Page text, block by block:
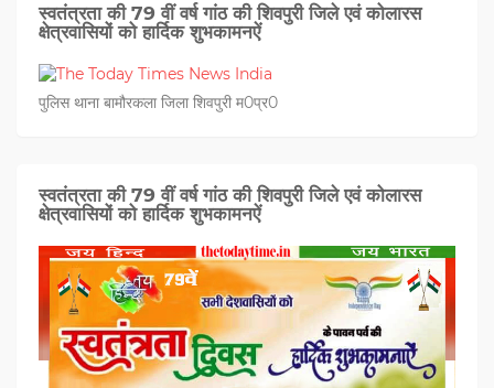
स्वतंत्रता की 79 वीं वर्ष गांठ की शिवपुरी जिले एवं कोलारस
क्षेत्रवासियों को हार्दिक शुभकामनऐं
पुलिस थाना बामौरकला जिला शिवपुरी म0प्र0
स्वतंत्रता की 79 वीं वर्ष गांठ की शिवपुरी जिले एवं कोलारस
क्षेत्रवासियों को हार्दिक शुभकामनऐं